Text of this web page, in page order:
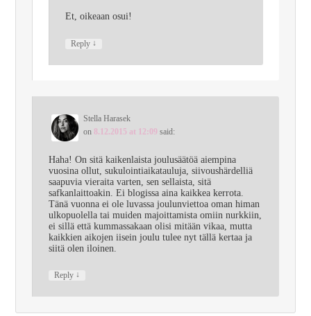
Et, oikeaan osui!
Reply ↓
Stella Harasek
on 8.12.2015 at 12:09 said:
Haha! On sitä kaikenlaista joulusäätöä aiempina
vuosina ollut, sukulointiaikatauluja, siivoushärdelliä
saapuvia vieraita varten, sen sellaista, sitä
safkanlaittoakin. Ei blogissa aina kaikkea kerrota.
Tänä vuonna ei ole luvassa joulunviettoa oman himan
ulkopuolella tai muiden majoittamista omiin nurkkiin,
ei sillä että kummassakaan olisi mitään vikaa, mutta
kaikkien aikojen iisein joulu tulee nyt tällä kertaa ja
siitä olen iloinen.
Reply ↓